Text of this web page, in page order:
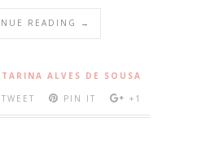
READING →
ALVES DE SOUSA
TWEET PIN IT +1